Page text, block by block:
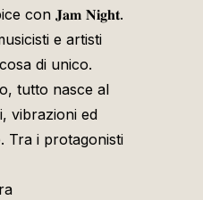
con 𝐉𝐚𝐦 𝐍𝐢𝐠𝐡𝐭.
e artisti
di unico.
tutto nasce al
vibrazioni ed
Tra i protagonisti